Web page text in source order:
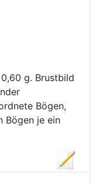
g. Brustbild
Bögen,
Bögen je ein